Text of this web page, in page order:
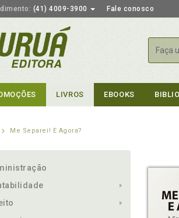
(41) 4009-3900 Fale conosco
LIVROS EBOOKS
Me Separei! E Agora?